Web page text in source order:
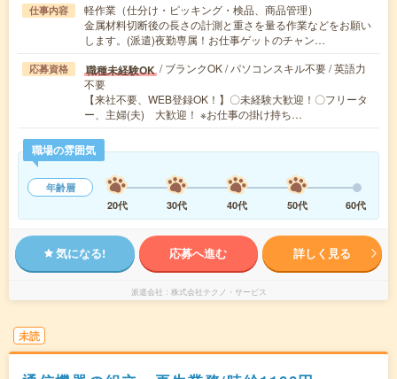
仕事内容
軽作業（仕分け・ピッキング・検品、商品管理）
金属材料切断後の長さの計測と重さを量る作業などをお願い
します。(派遣)夜勤専属！お仕事ゲットのチャン…
応募資格 職種未経験OK / ブランクOK / パソコンスキル不要 / 英語力
不要
【来社不要、WEB登録OK！】〇未経験大歓迎！〇フリータ
ー、主婦(夫) 大歓迎！ ※お仕事の掛け持ち…
職場の雰囲気
年齢層
20代
30代 40代 50代 60代
気になる! 応募へ進む 詳しく見る
派遣会社 株式会社テクノ・サービス
未読